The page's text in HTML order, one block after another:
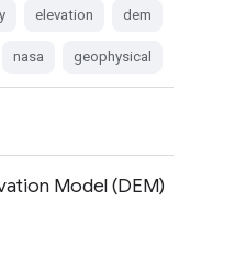
dem
elevation
geophysical
nasa
Model (DEM)